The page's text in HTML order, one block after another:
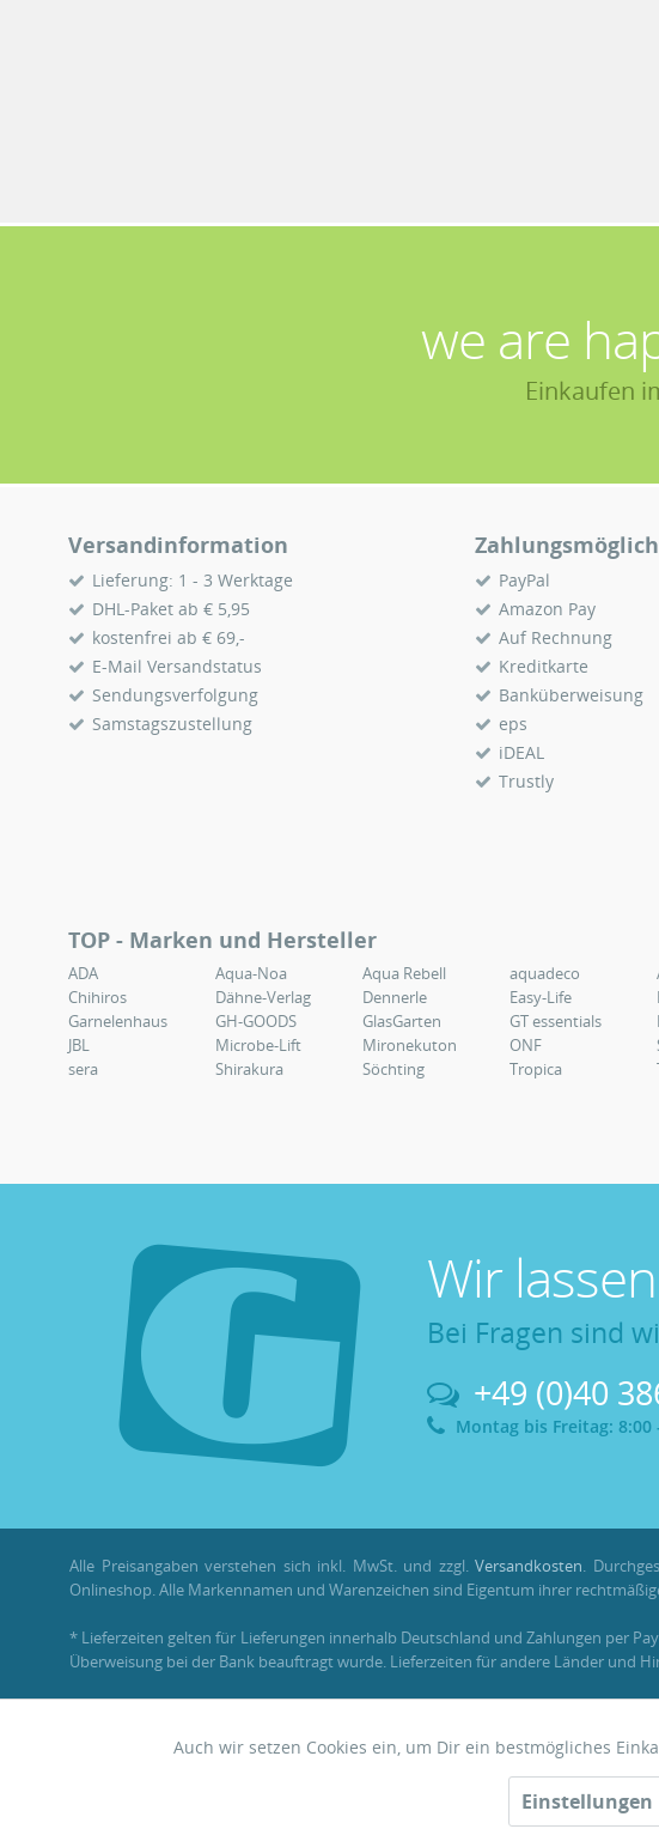
we are
Einkaufen
Versandinformation
Lieferung: 1 - 3 Werktage
DHL-Paket ab € 5,95
kostenfrei ab € 69,-
E-Mail Versandstatus
Sendungsverfolgung
Samstagszustellung
PayPal
Amazon Pay
Auf Rechnung
Kreditkarte
Banküberweisung
eps
iDEAL
Trustly
TOP - Marken und Hersteller
ADA Aqua-Noa Aqua Rebell aquadeco
Chihiros
Dähne-Verlag Dennerle Easy-Life
Garnelenhaus
GH-GOODS GlasGarten GT essentials
JBL
Microbe-Lift Mironekuton ONF
sera
Shirakura Söchting Tropica
Wir
Bei Fragen sind
+49 (0)40
Montag bis Freitag: 8:00
Alle Preisangaben verstehen sich inkl. MwSt. und zzgl.Versandkosten.
Onlineshop. Alle Markennamen und Warenzeichen sind Eigentum ihrer
* Lieferzeiten gelten für Lieferungen innerhalb Deutschland und Zahlungen per
Überweisung bei der Bank beauftragt wurde. Lieferzeiten für andere Länder und
Auch wir setzen Cookies ein, um Dir ein bestmögliches
Einstellungen